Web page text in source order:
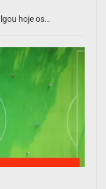
hoje os…